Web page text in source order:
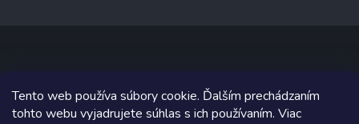
Tento web používa súbory cookie. Ďalším prechádzaním
tohto webu vyjadrujete súhlas s ich používaním. Viac
Copyright 2026 Pivné sety, stoly, lavice . Všetky práva vyhradené.
Upraviť nastavenie cookies